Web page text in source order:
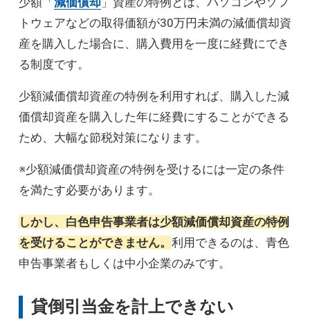
トウェアなどの取得価額が30万円未満の減価償却資
産を購入した場合に、購入費用を一度に経費にでき
る制度です。
少額減価償却資産の特例を利用すれば、購入した減
価償却資産を購入した年に経費にすることができる
ため、大幅な節税対策になります。
※少額減価償却資産の特例を受けるには一定の条件
を満たす必要があります。
しかし、白色申告事業者は少額減価償却資産の特例
を受けることができません。 利用できるのは、青色
申告事業者もしくは中小企業のみです。
貸倒引当金を計上できない